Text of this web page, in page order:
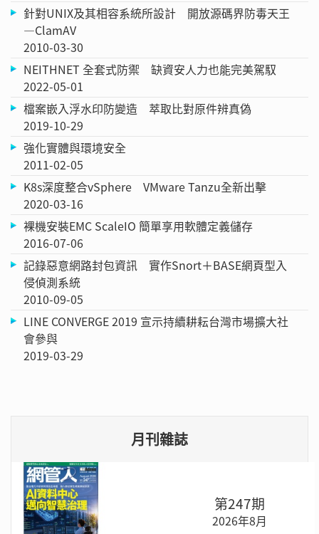
針對UNIX及其相容系統所設計 開放源碼界防毒天王
—ClamAV
2010-03-30
NEITHNET 全套式防禦 缺資安人力也能完美駕馭
2022-05-01
檔案嵌入浮水印防變造 萃取比對原件辨真偽
2019-10-29
強化實體與環境安全
2011-02-05
K8s深度整合vSphere VMware Tanzu全新出擊
2020-03-16
裸機安裝EMC ScaleIO 簡單享用軟體定義儲存
2016-07-06
記錄惡意網路封包資訊 實作Snort＋BASE網頁型入
侵偵測系統
2010-09-05
LINE CONVERGE 2019 宣示持續耕耘台灣市場擴大社
會參與
2019-03-29
月刊雜誌
第247期
2026年8月